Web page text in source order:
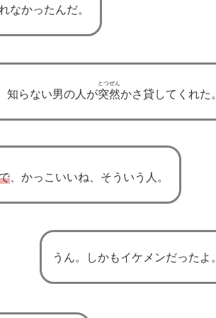
なかったんだ。
知らない男の人が突然
とつぜん
かさ貸してくれた。
、かっこいいね、そういう人。
うん。しかもイケメンだったよ。